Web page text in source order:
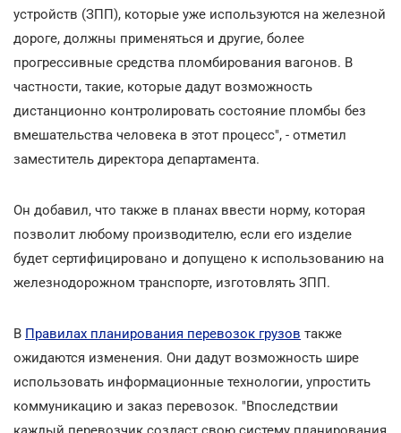
устройств (ЗПП), которые уже используются на железной
дороге, должны применяться и другие, более
прогрессивные средства пломбирования вагонов. В
частности, такие, которые дадут возможность
дистанционно контролировать состояние пломбы без
вмешательства человека в этот процесс", - отметил
заместитель директора департамента.
Он добавил, что также в планах ввести норму, которая
позволит любому производителю, если его изделие
будет сертифицировано и допущено к использованию на
железнодорожном транспорте, изготовлять ЗПП.
В Правилах планирования перевозок грузов также
ожидаются изменения. Они дадут возможность шире
использовать информационные технологии, упростить
коммуникацию и заказ перевозок. "Впоследствии